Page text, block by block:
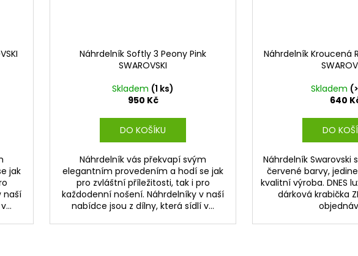
jak
naší
Náhrdelník Softly 3 Peony Pink
SWAROVSKI
Skladem (1 ks)
950 Kč
DO KOŠÍKU
Náhrdelník vás překvapí svým
elegantním provedením a hodí se jak
pro zvláštní příležitosti, tak i pro
každodenní nošení. Náhrdelníky v naší
nabídce jsou z dílny, která sídlí v...
Náhrdelník Kroucená
Skladem
640
DO
Náhrdelník Swarovski
červené barvy,
kvalitní výroba. DNES
dárková krabička